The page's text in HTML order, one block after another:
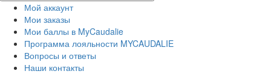
Мой аккаунт
Мои заказы
Мои баллы в MyCaudalie
Программа лояльности MYCAUDALIE
Вопросы и ответы
Наши контакты